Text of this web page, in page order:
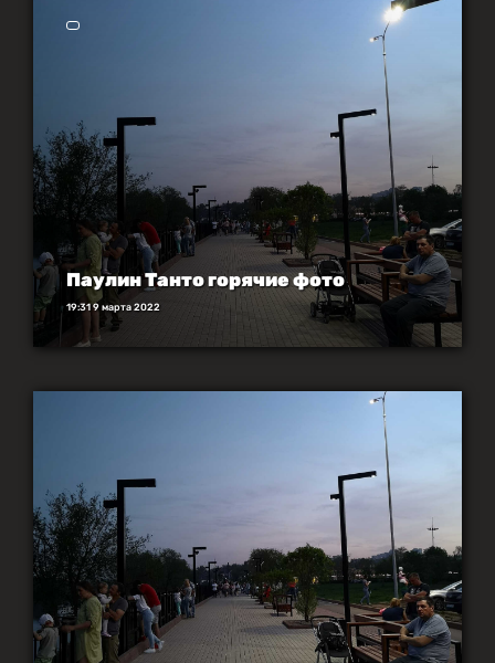
Паулин Танто горячие фото
19:31 9 марта 2022